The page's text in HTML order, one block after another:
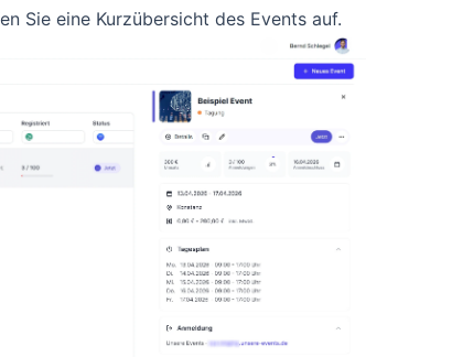
Sie eine Kurzübersicht des Events auf.